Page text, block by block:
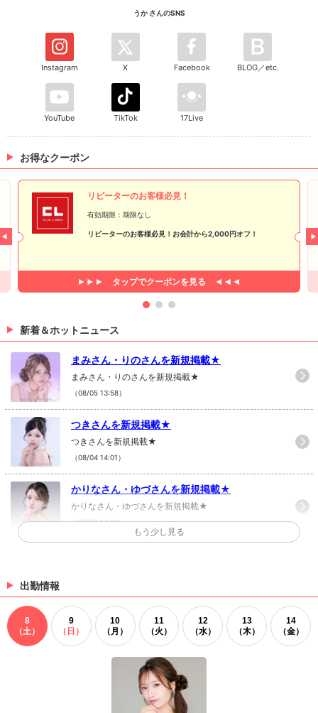
Q. お気に入りのブランドは？
VUITTON
Q. 幸せを感じる瞬間は？
おいしいものをたべてる時
Q. 好きなタイプの男性は？
Q. あなたは何フェチ？
Q. 私…意外と○○なんです
鬼のマイペース
早起き
Q. 自分を動物に例えると？
ねこ
Q. 明日地球が最後です。何をしますか？
おいしいものを食べまくる
うか さんのSNS
Instagram X Facebook BLOG／etc.
YouTube TikTok 17Live
お得なクーポン
リピーターのお客様必見！
有効期限：期限なし
リピーターのお客様必見！お会計から2,000円オフ！
タップでクーポンを見る
新着＆ホットニュース
まみさん・りのさんを新規掲載★
まみさん・りのさんを新規掲載★
（08/05 13:58）
つきさんを新規掲載★
つきさんを新規掲載★
（08/04 14:01）
かりなさん・ゆづさんを新規掲載★
かりなさん・ゆづさんを新規掲載★
（07/27 14:32）
> ホットニュース一覧を見る
もう少し見る
出勤情報
8
（土）
9
（日）
10
（月）
11
（火）
12
（水）
13
（木）
14
（金）